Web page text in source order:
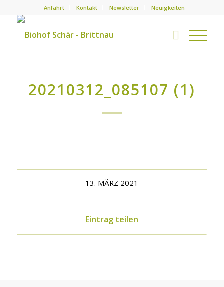
Anfahrt Kontakt Newsletter Neuigkeiten
20210312_085107 (1)
13. MÄRZ 2021
Eintrag teilen